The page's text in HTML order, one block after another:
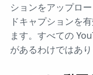
ションをアップロ
ドキャプションを
ます。すべての
があるわけではあり